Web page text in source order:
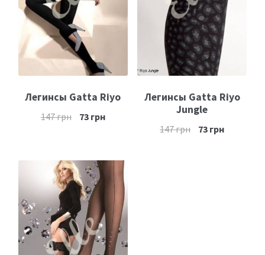
Легинсы Gatta Riyo
147грн 73грн
Легинсы Gatta Riyo
Jungle
147грн 73 грн